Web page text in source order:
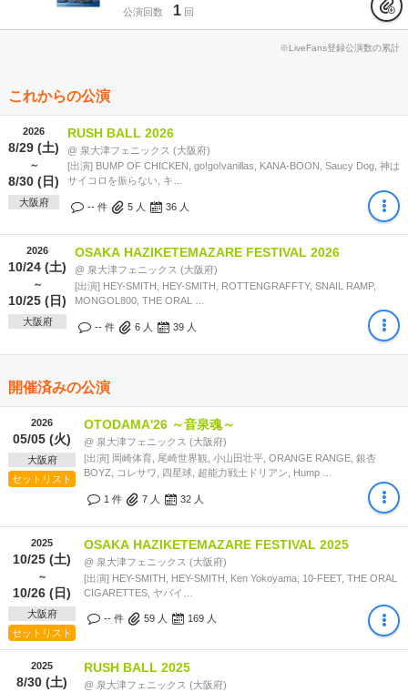
公演回数 1 回
※LiveFans登録公演数の累計
これからの公演
2026
8/29 (土)
～
8/30 (日)
大阪府
RUSH BALL 2026
@ 泉大津フェニックス (大阪府)
[出演] BUMP OF CHICKEN, go!go!vanillas, KANA-BOON, Saucy Dog, 神は
サイコロを振らない, キ…
-- 件 5 人 36 人
2026
10/24 (土)
～
10/25 (日)
大阪府
OSAKA HAZIKETEMAZARE FESTIVAL 2026
@ 泉大津フェニックス (大阪府)
[出演] HEY-SMITH, HEY-SMITH, ROTTENGRAFFTY, SNAIL RAMP,
MONGOL800, THE ORAL …
-- 件 6 人 39 人
開催済みの公演
2026
05/05 (火)
大阪府
セットリスト
OTODAMA'26 ～音泉魂～
@ 泉大津フェニックス (大阪府)
[出演] 岡崎体育, 尾崎世界観, 小山田壮平, ORANGE RANGE, 銀杏
BOYZ, コレサワ, 四星球, 超能力戦士ドリアン, Hump …
1 件 7 人 32 人
2025
10/25 (土)
～
10/26 (日)
大阪府
セットリスト
OSAKA HAZIKETEMAZARE FESTIVAL 2025
@ 泉大津フェニックス (大阪府)
[出演] HEY-SMITH, HEY-SMITH, Ken Yokoyama, 10-FEET, THE ORAL
CIGARETTES, ヤバイ…
-- 件 59 人 169 人
2025
8/30 (土)
RUSH BALL 2025
@ 泉大津フェニックス (大阪府)